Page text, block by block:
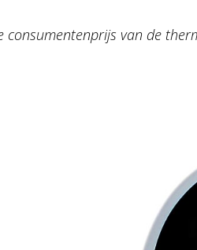
consumentenprijs van de